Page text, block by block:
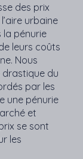
des prix
urbaine
la pénurie
leurs coûts
Nous
du
par les
une pénurie
et
se sont
les